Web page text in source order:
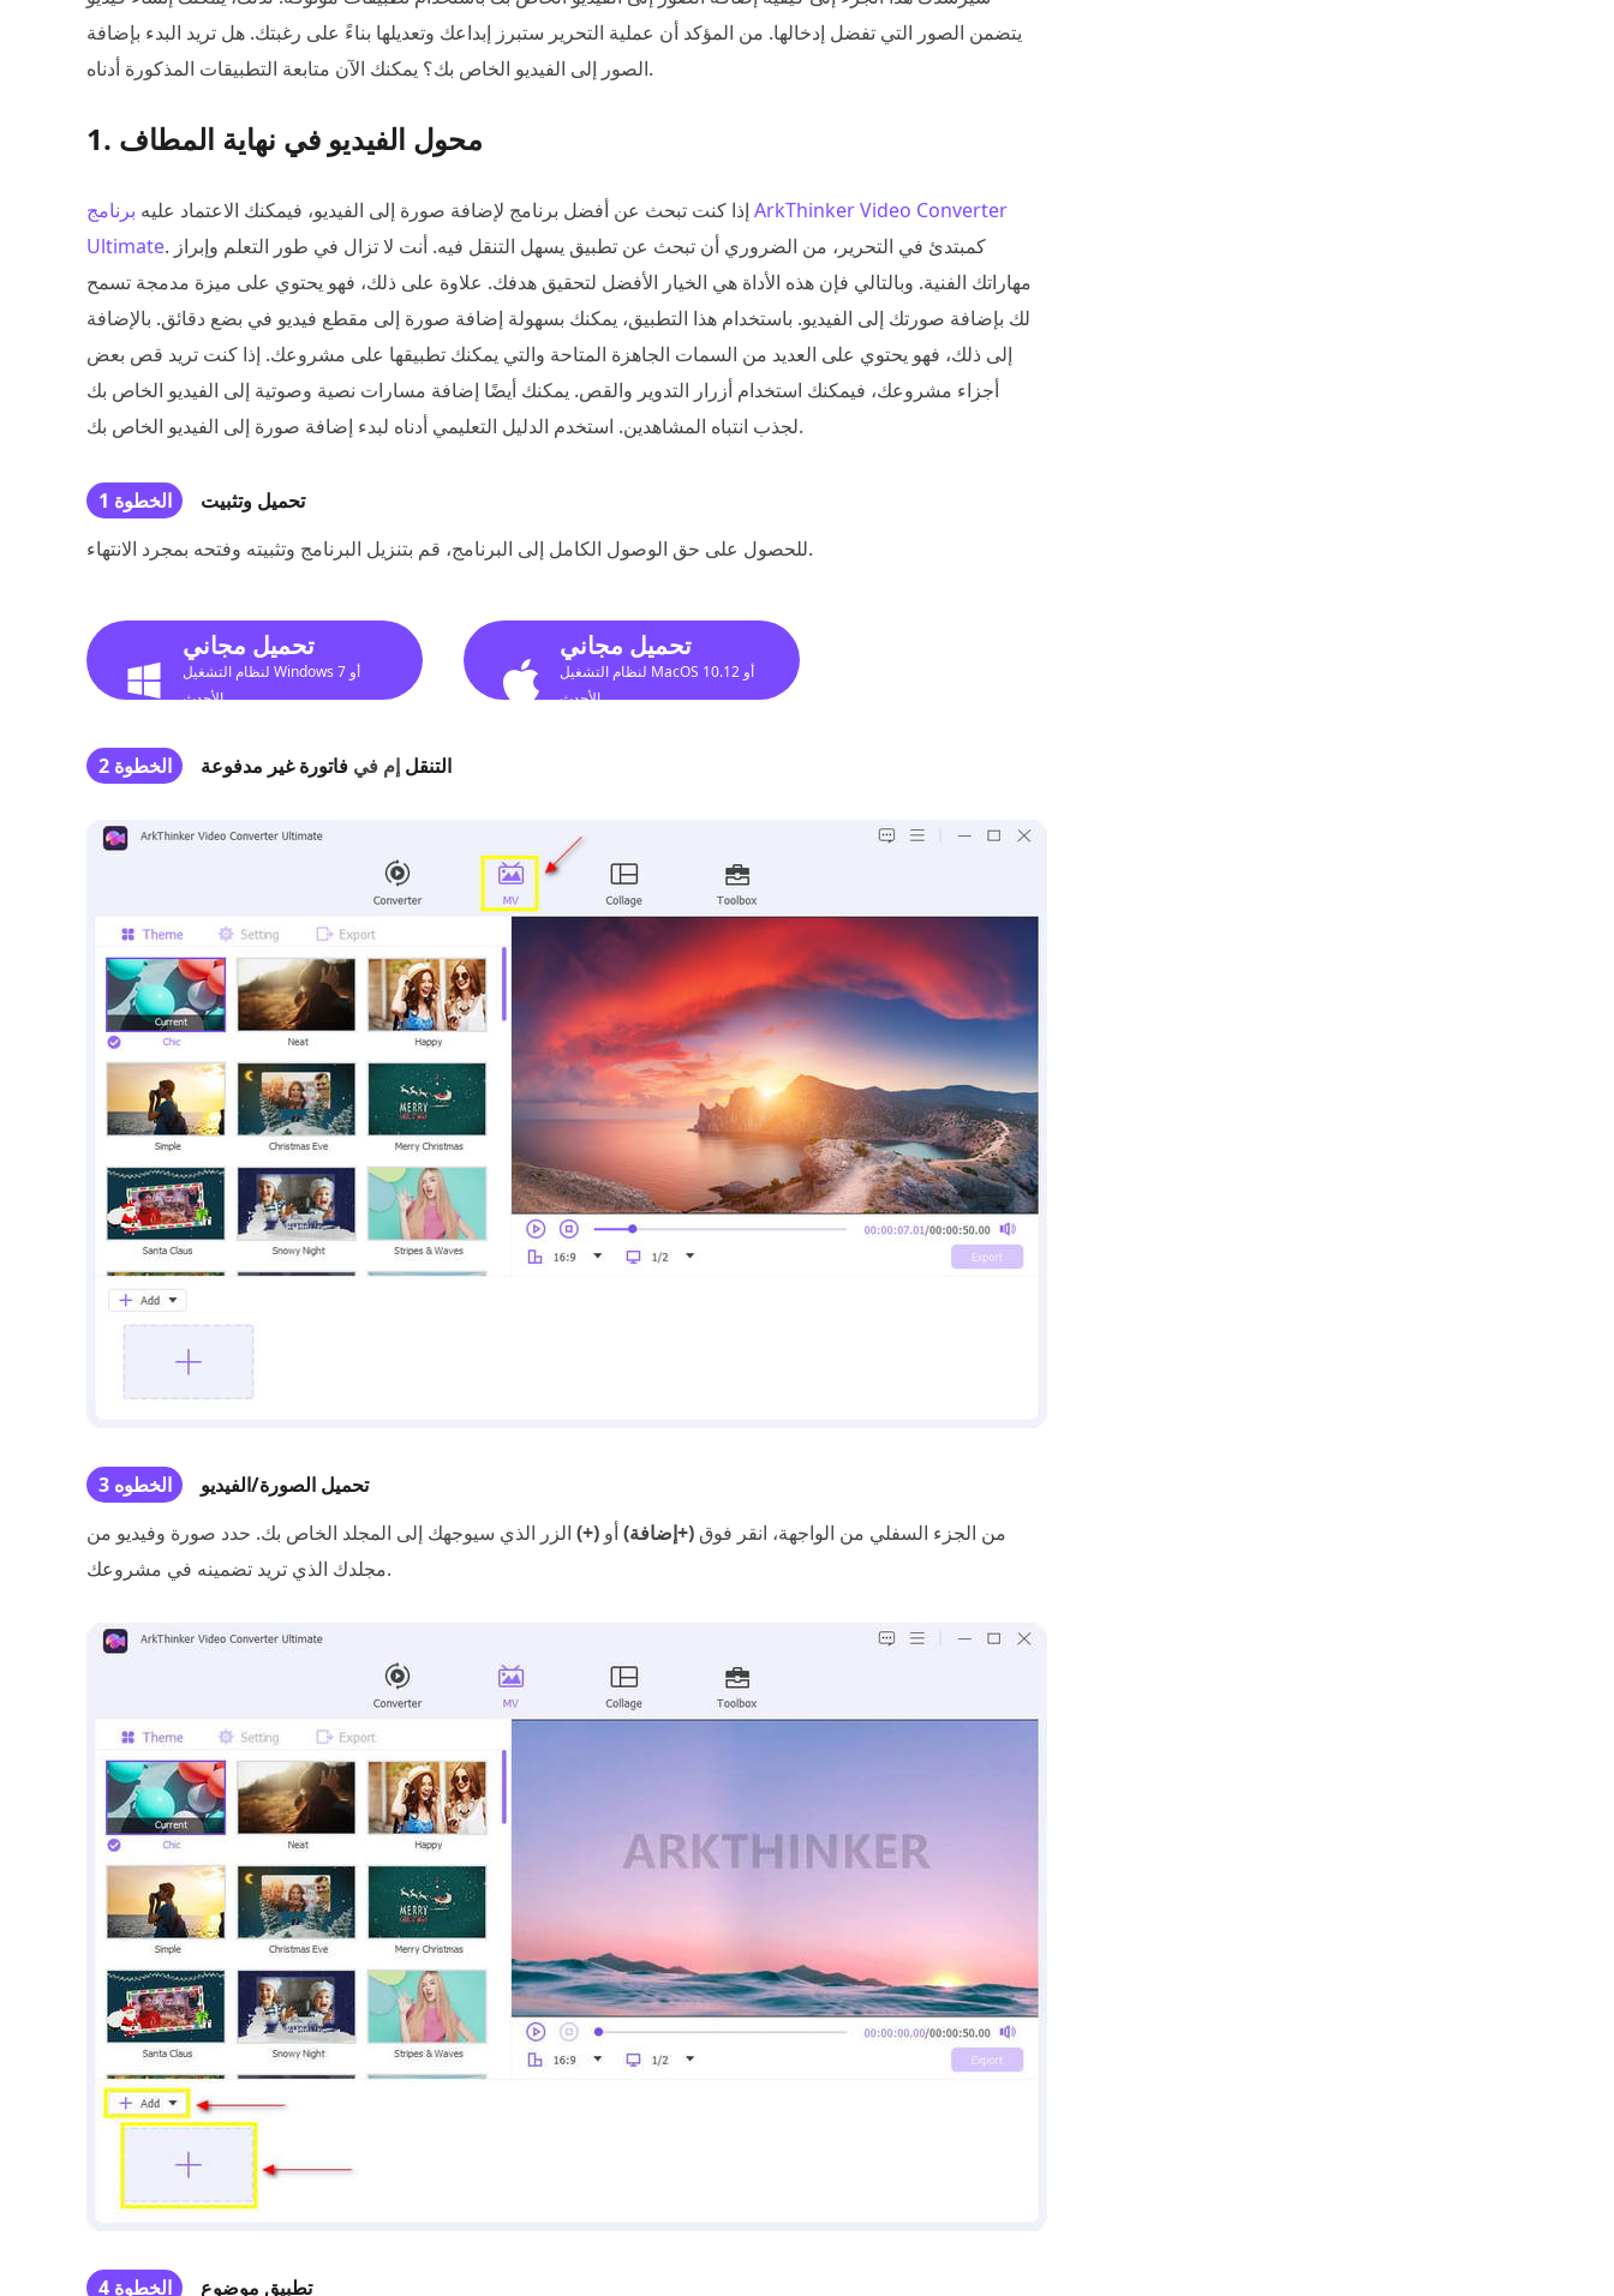
يتضمن الصور التي تفضل إدخالها. من المؤكد أن عملية التحرير ستبرز إبداعك وتعديلها بناءً على رغبتك. هل تريد البدء بإضافة
الصور إلى الفيديو الخاص بك؟ يمكنك الآن متابعة التطبيقات المذكورة أدناه.
1. محول الفيديو في نهاية المطاف
إذا كنت تبحث عن أفضل برنامج لإضافة صورة إلى الفيديو، فيمكنك الاعتماد عليه برنامج ArkThinker Video Converter
Ultimate. كمبتدئ في التحرير، من الضروري أن تبحث عن تطبيق يسهل التنقل فيه. أنت لا تزال في طور التعلم وإبراز
مهاراتك الفنية. وبالتالي فإن هذه الأداة هي الخيار الأفضل لتحقيق هدفك. علاوة على ذلك، فهو يحتوي على ميزة مدمجة تسمح
لك بإضافة صورتك إلى الفيديو. باستخدام هذا التطبيق، يمكنك بسهولة إضافة صورة إلى مقطع فيديو في بضع دقائق. بالإضافة
إلى ذلك، فهو يحتوي على العديد من السمات الجاهزة المتاحة والتي يمكنك تطبيقها على مشروعك. إذا كنت تريد قص بعض
أجزاء مشروعك، فيمكنك استخدام أزرار التدوير والقص. يمكنك أيضًا إضافة مسارات نصية وصوتية إلى الفيديو الخاص بك
لجذب انتباه المشاهدين. استخدم الدليل التعليمي أدناه لبدء إضافة صورة إلى الفيديو الخاص بك.
الخطوة 1
تحميل وتثبيت
للحصول على حق الوصول الكامل إلى البرنامج، قم بتنزيل البرنامج وتثبيته وفتحه بمجرد الانتهاء.
تحميل مجاني
لنظام التشغيل Windows 7 أو
الأحدث
تحميل مجاني
لنظام التشغيل MacOS 10.12 أو
الأحدث
الخطوة 2 التنقل إم في فاتورة غير مدفوعة
الخطوه 3
تحميل الصورة/الفيديو
من الجزء السفلي من الواجهة، انقر فوق(+إضافة)أو (+) الزر الذي سيوجهك إلى المجلد الخاص بك. حدد صورة وفيديو من
مجلدك الذي تريد تضمينه في مشروعك.
الخطوة 4 تطبيق موضوع